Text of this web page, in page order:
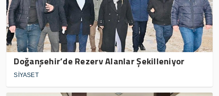
Doğanşehir’de Rezerv Alanlar Şekilleniyor
SİYASET